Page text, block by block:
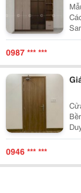
Gỗ
0987 *** ***
Duy
0946 *** ***